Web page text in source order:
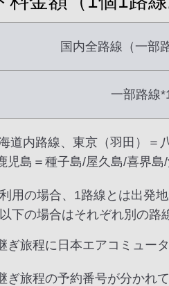
国内全路線（一部
一部路線
道内路線、東京（羽田）＝
児島＝種子島/屋久島/喜界
用の場合、1路線とは出発
下の場合はそれぞれ別の路
ぎ旅程に日本エアコミュー
ぎ旅程の予約番号が分かれ